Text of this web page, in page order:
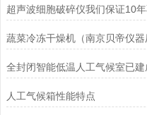
人工气候箱性能特点